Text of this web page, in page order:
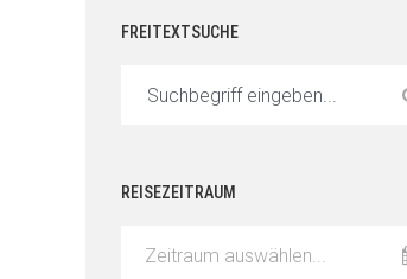
FREITEXTSUCHE
REISEZEITRAUM
Zeitraum auswählen...